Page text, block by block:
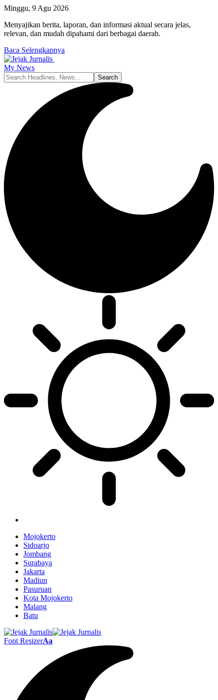
Minggu, 9 Agu 2026
Menyajikan berita, laporan, dan informasi aktual secara jelas,
relevan, dan mudah dipahami dari berbagai daerah.
Baca Selengkapnya
My News
Mojokerto
Sidoarjo
Jombang
Surabaya
Jakarta
Madiun
Pasuruan
Kota Mojokerto
Malang
Batu
Font ResizerAa